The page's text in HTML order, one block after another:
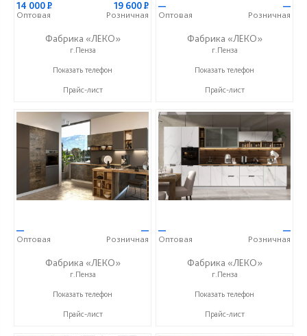
14 000Р
Оптовая
19 600Р
Розничная
Фабрика «ЛЕКО»
г.Пенза
+7 (800) 222-93-90
Показать телефон
Прайс-лист
—
Оптовая
—
Розничная
Фабрика «ЛЕКО»
г.Пенза
+7 (800) 222-93-90
Показать телефон
Прайс-лист
—
Оптовая
—
Розничная
Фабрика «ЛЕКО»
г.Пенза
+7 (800) 222-93-90
Показать телефон
Прайс-лист
—
Оптовая
—
Розничная
Фабрика «ЛЕКО»
г.Пенза
+7 (800) 222-93-90
Показать телефон
Прайс-лист